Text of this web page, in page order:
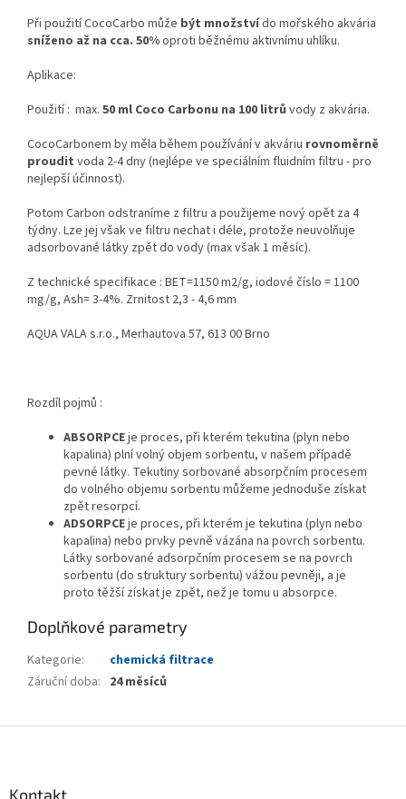
Při použití CocoCarbo může být množstvído mořského akvária
sníženo až na cca. 50%oproti běžnému aktivnímu uhlíku.
Aplikace:
Použití : max. 50 ml Coco Carbonu na 100 litrů vody z akvária.
CocoCarbonem by měla během používání v akváriu rovnoměrně
proudit voda 2-4 dny (nejlépe ve speciálním fluidním filtru - pro
nejlepší účinnost).
Potom Carbon odstraníme z filtru a použijeme nový opět za 4
týdny. Lze jej však ve filtru nechat i déle, protože neuvolňuje
adsorbované látky zpět do vody (max však 1 měsíc).
Z technické specifikace : BET=1150 m2/g, iodové číslo = 1100
mg/g, Ash= 3-4%. Zrnitost 2,3 - 4,6 mm
AQUA VALA s.r.o., Merhautova 57, 613 00 Brno
Rozdíl pojmů :
ABSORPCEje proces, při kterém tekutina (plyn nebo
kapalina) plní volný objem sorbentu, v našem případě
pevné látky. Tekutiny sorbované absorpčním procesem
do volného objemu sorbentu můžeme jednoduše získat
zpět resorpcí.
ADSORPCEje proces, při kterém je tekutina (plyn nebo
kapalina) nebo prvky pevně vázána na povrch sorbentu.
Látky sorbované adsorpčním procesem se na povrch
sorbentu (do struktury sorbentu) vážou pevněji, a je
proto těžší získat je zpět, než je tomu u absorpce.
Doplňkové parametry
Kategorie:
chemická filtrace
Záruční doba: 24 měsíců
Kontakt